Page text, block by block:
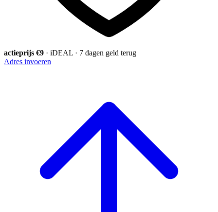
actieprijs €9 · iDEAL · 7 dagen geld terug
Adres invoeren